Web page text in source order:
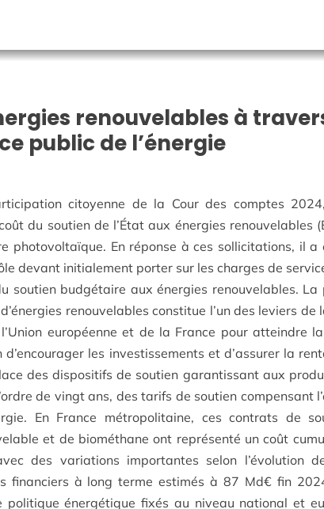
renouvelables à
public de l’énergie
citoyenne de la Cour des comptes
du soutien de l’État aux énergies renouvelables
photovoltaïque. En réponse à ces sollicitations, il a
devant initialement porter sur les charges de
soutien budgétaire aux énergies renouvelables. La
renouvelables constitue l’un des leviers de
européenne et de la France pour atteindre
les investissements et d’assurer la
des dispositifs de soutien garantissant aux
de vingt ans, des tarifs de soutien compensant
En France métropolitaine, ces contrats de
et de biométhane ont représenté un coût
des variations importantes selon l’évolution
financiers à long terme estimés à 87 Md€ fin
politique énergétique fixés au niveau national et